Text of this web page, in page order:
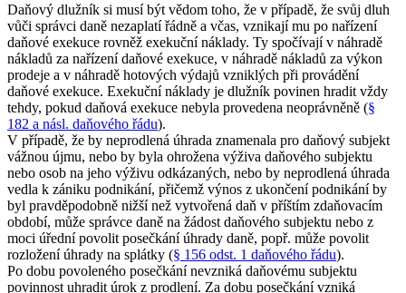
Daňový dlužník si musí být vědom toho, že v případě, že svůj dluh
vůči správci daně nezaplatí řádně a včas, vznikají mu po nařízení
daňové exekuce rovněž exekuční náklady. Ty spočívají v náhradě
nákladů za nařízení daňové exekuce, v náhradě nákladů za výkon
prodeje a v náhradě hotových výdajů vzniklých při provádění
daňové exekuce. Exekuční náklady je dlužník povinen hradit vždy
tehdy, pokud daňová exekuce nebyla provedena neoprávněně (§
182 a násl. daňového řádu).
V případě, že by neprodlená úhrada znamenala pro daňový subjekt
vážnou újmu, nebo by byla ohrožena výživa daňového subjektu
nebo osob na jeho výživu odkázaných, nebo by neprodlená úhrada
vedla k zániku podnikání, přičemž výnos z ukončení podnikání by
byl pravděpodobně nižší než vytvořená daň v příštím zdaňovacím
období, může správce daně na žádost daňového subjektu nebo z
moci úřední povolit posečkání úhrady daně, popř. může povolit
rozložení úhrady na splátky (§ 156 odst. 1 daňového řádu).
Po dobu povoleného posečkání nevzniká daňovému subjektu
povinnost uhradit úrok z prodlení. Za dobu posečkání vzniká